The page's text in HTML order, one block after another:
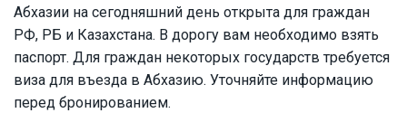
Абхазии на сегодняшний день открыта для граждан
РФ, РБ и Казахстана. В дорогу вам необходимо взять
паспорт. Для граждан некоторых государств требуется
виза для въезда в Абхазию. Уточняйте информацию
перед бронированием.